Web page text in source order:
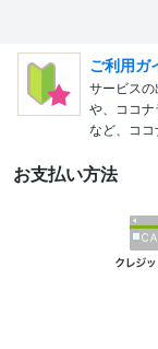
ご利用ガ
サービス
や、ココ
など、ココ
お支払い方法